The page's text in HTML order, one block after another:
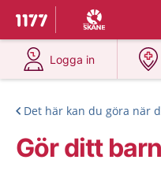
Till startsidan för 1177
Du har valt region
Logga in
på 1177.se
Det här kan du göra när
Gör ditt